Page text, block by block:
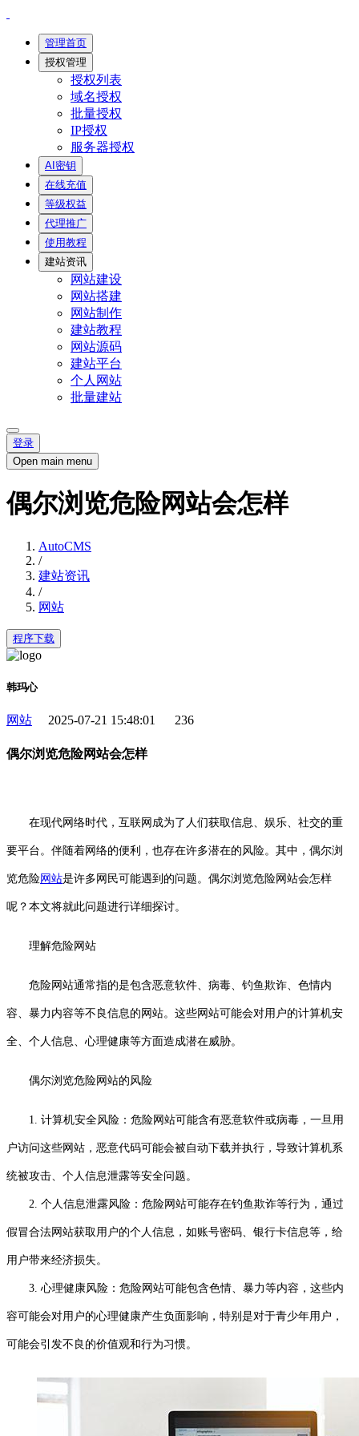
管理首页
授权管理
授权列表
域名授权
批量授权
IP授权
服务器授权
AI密钥
在线充值
等级权益
代理推广
使用教程
建站资讯
网站建设
网站搭建
网站制作
建站教程
网站源码
建站平台
个人网站
批量建站
登录
Open main menu
偶尔浏览危险网站会怎样
AutoCMS
/
建站资讯
/
网站
程序下载
韩玛心
网站 2025-07-21 15:48:01 236
偶尔浏览危险网站会怎样
在现代网络时代，互联网成为了人们获取信息、娱乐、社交的重
要平台。伴随着网络的便利，也存在许多潜在的风险。其中，偶尔浏
览危险网站是许多网民可能遇到的问题。偶尔浏览危险网站会怎样
呢？本文将就此问题进行详细探讨。
理解危险网站
危险网站通常指的是包含恶意软件、病毒、钓鱼欺诈、色情内
容、暴力内容等不良信息的网站。这些网站可能会对用户的计算机安
全、个人信息、心理健康等方面造成潜在威胁。
偶尔浏览危险网站的风险
1. 计算机安全风险：危险网站可能含有恶意软件或病毒，一旦用
户访问这些网站，恶意代码可能会被自动下载并执行，导致计算机系
统被攻击、个人信息泄露等安全问题。
2. 个人信息泄露风险：危险网站可能存在钓鱼欺诈等行为，通过
假冒合法网站获取用户的个人信息，如账号密码、银行卡信息等，给
用户带来经济损失。
3. 心理健康风险：危险网站可能包含色情、暴力等内容，这些内
容可能会对用户的心理健康产生负面影响，特别是对于青少年用户，
可能会引发不良的价值观和行为习惯。